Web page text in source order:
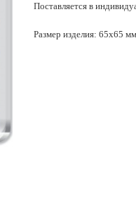
Поставляется в
Размер изделия: 65х65 мм